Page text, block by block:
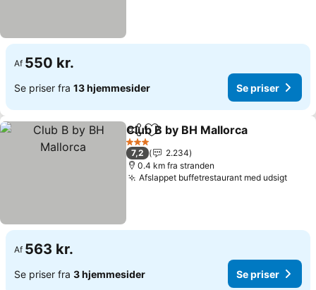
Af 550 kr.
Se priser fra 13 hjemmesider Se priser
Del Føj til favoritter
Club B by BH Mallorca
3 Stjerner
7,2
2.234
0.4 km fra stranden
Afslappet buffetrestaurant med udsigtSe
Af 563 kr.
Se priser fra 3 hjemmesider Se priser